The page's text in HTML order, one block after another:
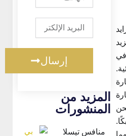
الإلكتروني
إرسال
المزيد من
المنشورات
منافس تيسلا